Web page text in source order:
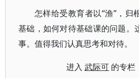
怎样给受教育者以“渔”，归
基础，如何对待基础课的问题。
事。值得我们认真思考和对待。
进入武际可 的专